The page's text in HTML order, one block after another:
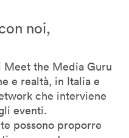
noi,
Meet the Media Guru
e realtà, in Italia e
che interviene
eventi.
possono proporre